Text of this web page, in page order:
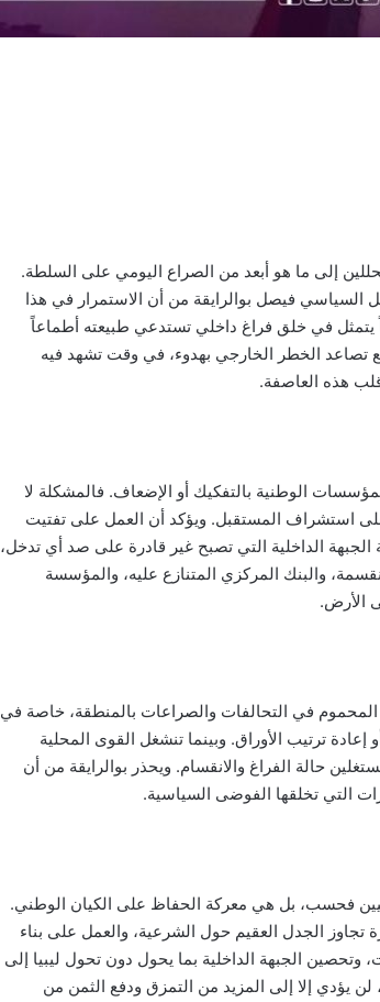
إلى ما هو أبعد من الصراع اليومي على السلطة.
السياسي فيصل بوالرايقة من أن الاستمرار في هذا
يتمثل في خلق فراغ داخلي تستدعي طبيعته أطماعاً
مع تصاعد الخطر الخارجي بهدوء، في وقت تشهد فيه
هذه العاصفة.
الوطنية بالتفكيك أو الإضعاف. فالمشكلة لا
استشراف المستقبل. ويؤكد أن العمل على تفتيت
الداخلية التي تصبح غير قادرة على صد أي تدخل،
والبنك المركزي المتنازع عليه، والمؤسسة
الأرض.
المحموم في التحالفات والصراعات بالمنطقة، خاصة في
إعادة ترتيب الأوراق. وبينما تنشغل القوى المحلية
حالة الفراغ والانقسام. ويحذر بوالرايقة من أن
التي تخلقها الفوضى السياسية.
فحسب، بل هي معركة الحفاظ على الكيان الوطني.
تجاوز الجدل العقيم حول الشرعية، والعمل على بناء
الجبهة الداخلية بما يحول دون تحول ليبيا إلى
يؤدي إلا إلى المزيد من التمزق ودفع الثمن من